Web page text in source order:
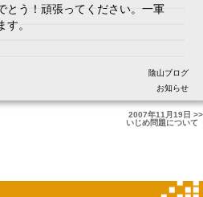
とう！頑張ってください。一軍
。
陰山ブログ
お知らせ
2007年11月19日 >>
いじめ問題について